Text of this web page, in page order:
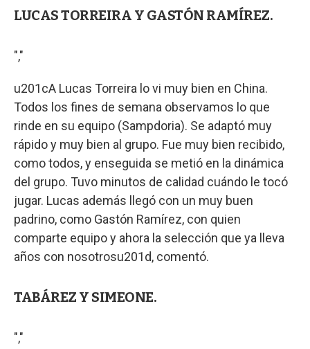
LUCAS TORREIRA Y GASTÓN RAMÍREZ.
","
u201cA Lucas Torreira lo vi muy bien en China.
Todos los fines de semana observamos lo que
rinde en su equipo (Sampdoria). Se adaptó muy
rápido y muy bien al grupo. Fue muy bien recibido,
como todos, y enseguida se metió en la dinámica
del grupo. Tuvo minutos de calidad cuándo le tocó
jugar. Lucas además llegó con un muy buen
padrino, como Gastón Ramírez, con quien
comparte equipo y ahora la selección que ya lleva
años con nosotrosu201d, comentó.
TABÁREZ Y SIMEONE.
","